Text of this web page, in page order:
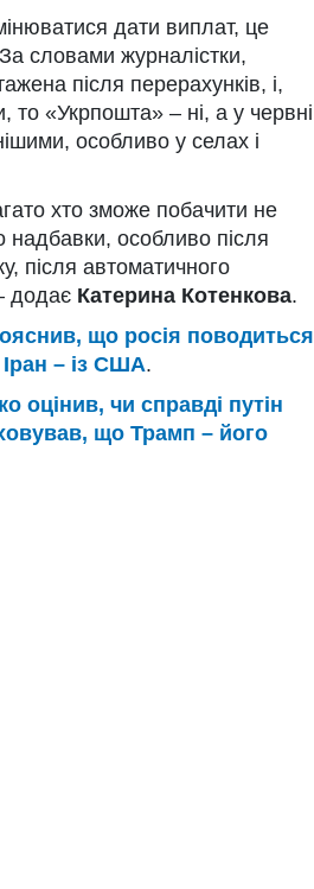
дати виплат, це
словами журналістки,
після перерахунків, і,
«Укрпошта» – ні, а у червні
особливо у селах і
хто зможе побачити не
надбавки, особливо після
після автоматичного
додає Катерина Котенкова.
що росія поводиться
– із США.
оцінив, чи справді путін
що Трамп – його